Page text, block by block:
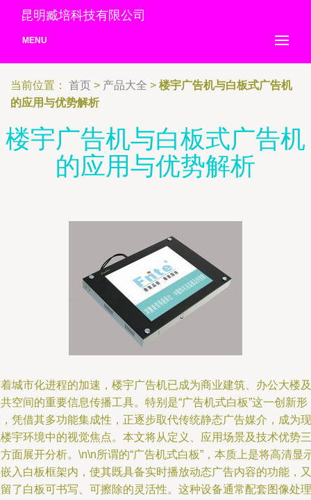
昆明臧培科技有限公司
MENU
当前位置： 首页 > 产品大全 > 楼宇广告机与白板式广告机
的应用与优势解析
楼宇广告机与白板式广告机
的应用与优势解析
城市化进程的加速，楼宇广告机已成为商业建筑、办公大楼及
空间的重要信息传播工具。特别是“广告机式白板”这一创新形
凭借其多功能集成性，正逐步取代传统静态广告媒介，成为现
宇环境中的视觉焦点。本文将从定义、应用场景及技术优势三
面展开分析。\n\n所谓的“广告机式白板”，本质上是将高清显
入白板框架内，使其既具备实时播放动态广告内容的功能，又
了白板可书写、可擦除的灵活性。这种设备通常配套图像处理